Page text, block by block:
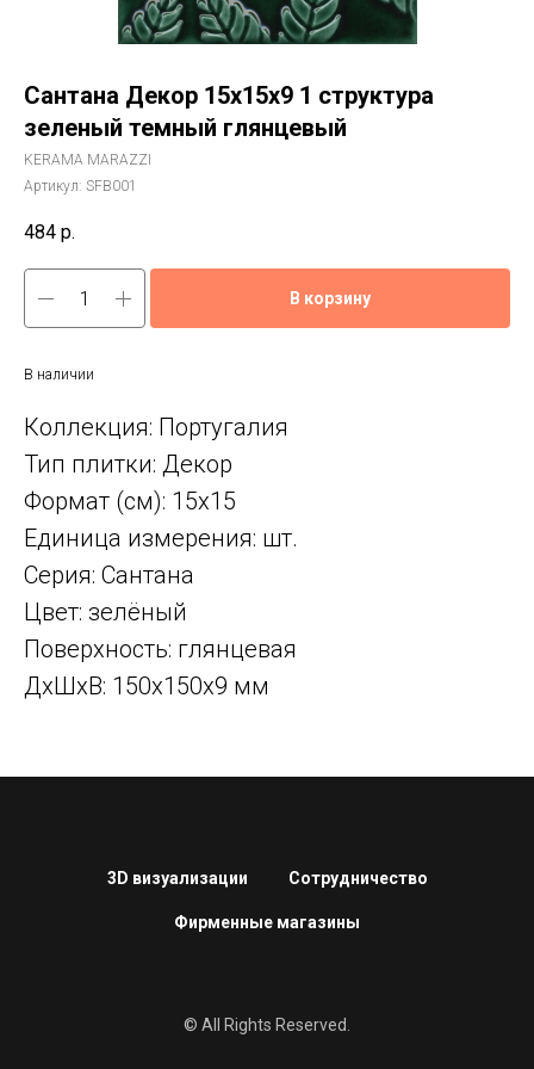
Сантана Декор 15x15x9 1 структура
зеленый темный глянцевый
KERAMA MARAZZI
Артикул: SFB001
484 р.
В корзину
В наличии
Коллекция: Португалия
Тип плитки: Декор
Формат (см): 15x15
Единица измерения: шт.
Серия: Сантана
Цвет: зелёный
Поверхность: глянцевая
ДxШxВ: 150x150x9 мм
3D визуализации Сотрудничество
Фирменные магазины
© All Rights Reserved.